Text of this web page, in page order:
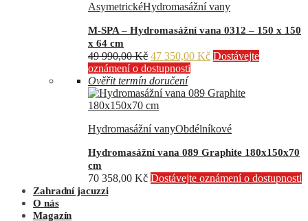
AsymetrickéHydromasážní vany
M-SPA – Hydromasážní vana 0312 – 150 x 150
x 64 cm
49 990,00Kč Původní
cena
byla:
49
990,00 Kč.
47 350,00 KčAktuální
47
Dostávejte
oznámení o dostupnosti
Ověřit termín doručení
Hydromasážní vanyObdélníkové
Hydromasážní vana 089 Graphite 180x150x70
cm
70 358,00 Kč Dostávejte oznámení o dostupnosti
Zahradní jacuzzi
O nás
Magazín